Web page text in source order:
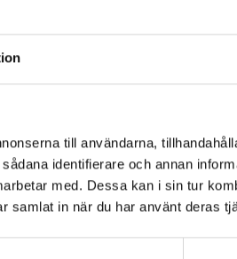
till användarna,
identifierare och annan
med. Dessa kan i sin tur
samlat in när du har använt deras
välkommen att höra av dig till
Västra Götaland och upp till
- för att hjälpa dig på bästa sätt.